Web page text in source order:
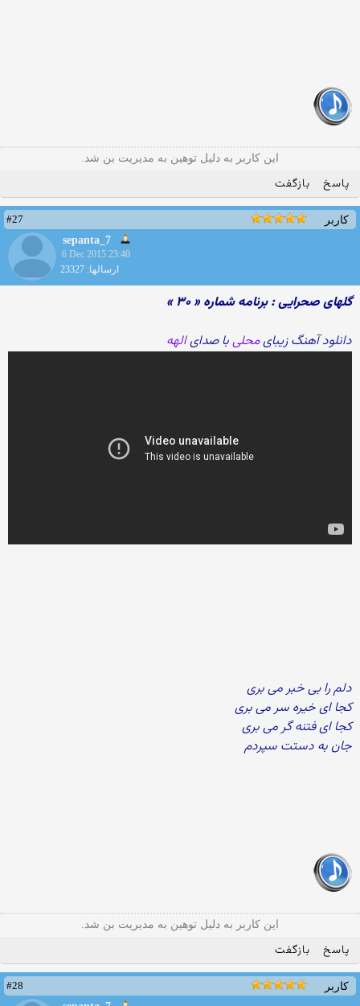
این کاربر به دلیل توهین به مدیریت بن شد.
پاسخ بازگفت
کاربر
#27
sepanta_7
6 Dec 2015 23:40
ارسالها: 23327
گلهای صحرایی : برنامه شماره « ۳۰ »
دانلود آهنگ زیبایمحلیبا صدایالهه
دلم را بی خبر می بری
کجا ای خیره سر می بری
کجا ای فتنه گر می بری
جان به دستت سپردم
این کاربر به دلیل توهین به مدیریت بن شد.
پاسخ بازگفت
کاربر
#28